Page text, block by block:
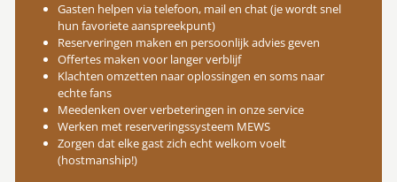
Gasten helpen via telefoon, mail en chat (je wordt snel
hun favoriete aanspreekpunt)
Reserveringen maken en persoonlijk advies geven
Offertes maken voor langer verblijf
Klachten omzetten naar oplossingen en soms naar
echte fans
Meedenken over verbeteringen in onze service
Werken met reserveringssysteem MEWS
Zorgen dat elke gast zich echt welkom voelt
(hostmanship!)